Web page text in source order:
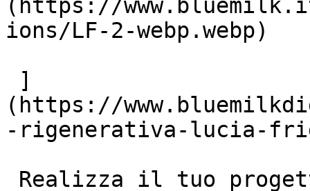
(https://
ions/LF-2-webp.webp)
(https://
-rigenerativa-lucia-